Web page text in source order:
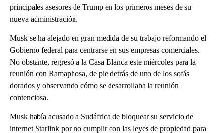
principales asesores de Trump en los primeros meses de su
nueva administración.
Musk se ha alejado en gran medida de su trabajo reformando el
Gobierno federal para centrarse en sus empresas comerciales.
No obstante, regresó a la Casa Blanca este miércoles para la
reunión con Ramaphosa, de pie detrás de uno de los sofás
dorados y observando cómo se desarrollaba la reunión
contenciosa.
Musk había acusado a Sudáfrica de bloquear su servicio de
internet Starlink por no cumplir con las leyes de propiedad para